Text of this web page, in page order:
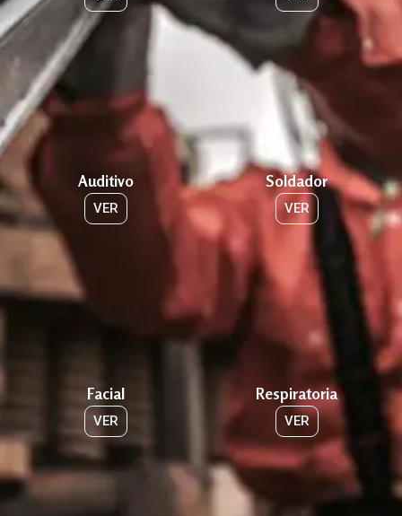
Auditivo
VER
Soldador
VER
Facial
VER
Respiratoria
VER